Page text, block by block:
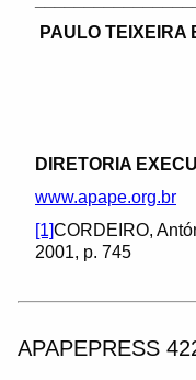
PAULO TEIXEIRA
DIRETORIA
www.apape.org.br
[1]CORDEIRO,
2001, p. 745
APAPEPRESS